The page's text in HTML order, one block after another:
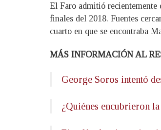
El Faro admitió recientemente
finales del 2018. Fuentes
cuarto en que se encontraba
MÁS INFORMACIÓN AL
George Soros intentó
¿Quiénes encubrieron